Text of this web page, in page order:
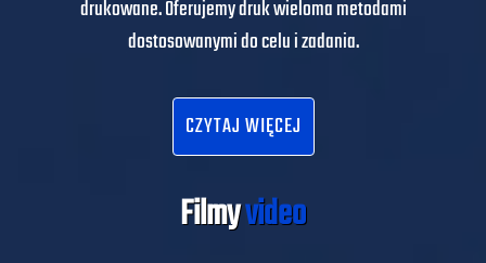
drukowane. Oferujemy druk wieloma metodami
dostosowanymi do celu i zadania.
CZYTAJ WIĘCEJ
Filmyvideo